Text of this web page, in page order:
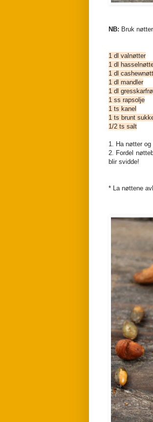
NB: Bruk
1 dl valnøtter
1 dl
1 dl
1 dl mandler
1 dl gresskarfrø
1 ss rapsolje
1 ts kanel
1 ts brunt
1/2 ts salt
1. Ha nøtter og
2. Fordel
blir svidde!
* La nøttene